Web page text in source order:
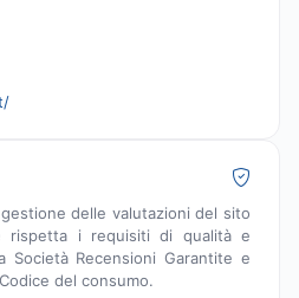
delle valutazioni del sito
rispetta i requisiti di qualità e
Società Recensioni Garantite e
del consumo.